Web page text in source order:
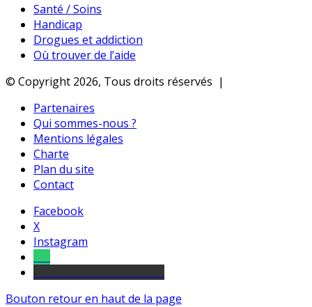
Santé / Soins
Handicap
Drogues et addiction
Où trouver de l’aide
© Copyright 2026, Tous droits réservés |
Partenaires
Qui sommes-nous ?
Mentions légales
Charte
Plan du site
Contact
Facebook
X
Instagram
Bouton retour en haut de la page